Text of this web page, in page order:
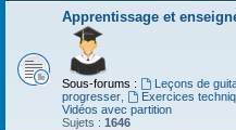
Apprentissage et
Sous-forums : Leçons de
progresser
Exercices
Vidéos avec partition
Sujets : 1646